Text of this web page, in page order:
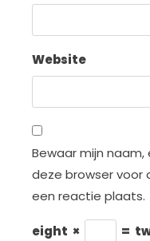
Website
Bewaar mijn
deze browser voor
een reactie plaats.
eight × =